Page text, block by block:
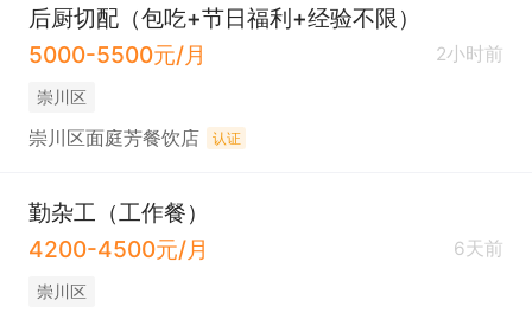
后厨切配（包吃+节日福利+经验不限）
5000-5500元/月
2小时前
崇川区
崇川区面庭芳餐饮店 认证
勤杂工（工作餐）
4200-4500元/月
6天前
崇川区